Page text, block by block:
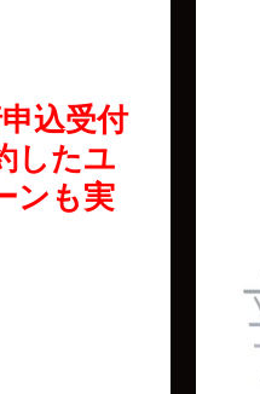
込受付
したユ
ンも実